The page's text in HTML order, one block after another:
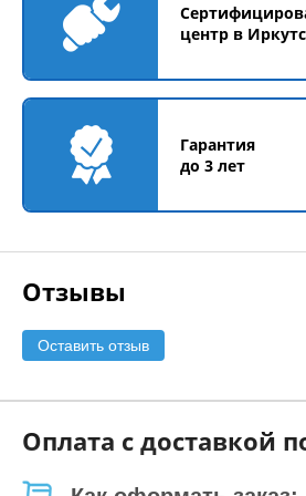
центр в
Гарантия
до 3 лет
Отзывы
Оставить отзыв
Оплата с доставкой